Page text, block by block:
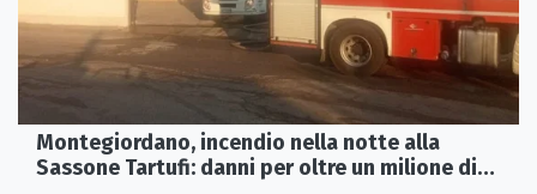
Montegiordano, incendio nella notte alla
Sassone Tartufi: danni per oltre un milione di